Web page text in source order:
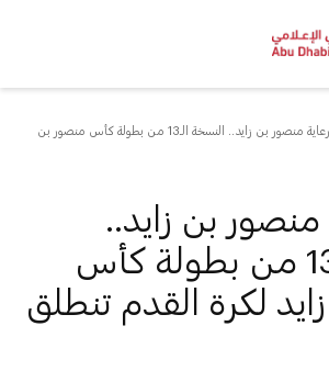
تحت رعاية منصور بن زايد.. النسخة الـ13 من بطولة كأس منصور بن
بن زايد..
النسخة الـ13 من بطولة كأس
لكرة القدم تنطلق